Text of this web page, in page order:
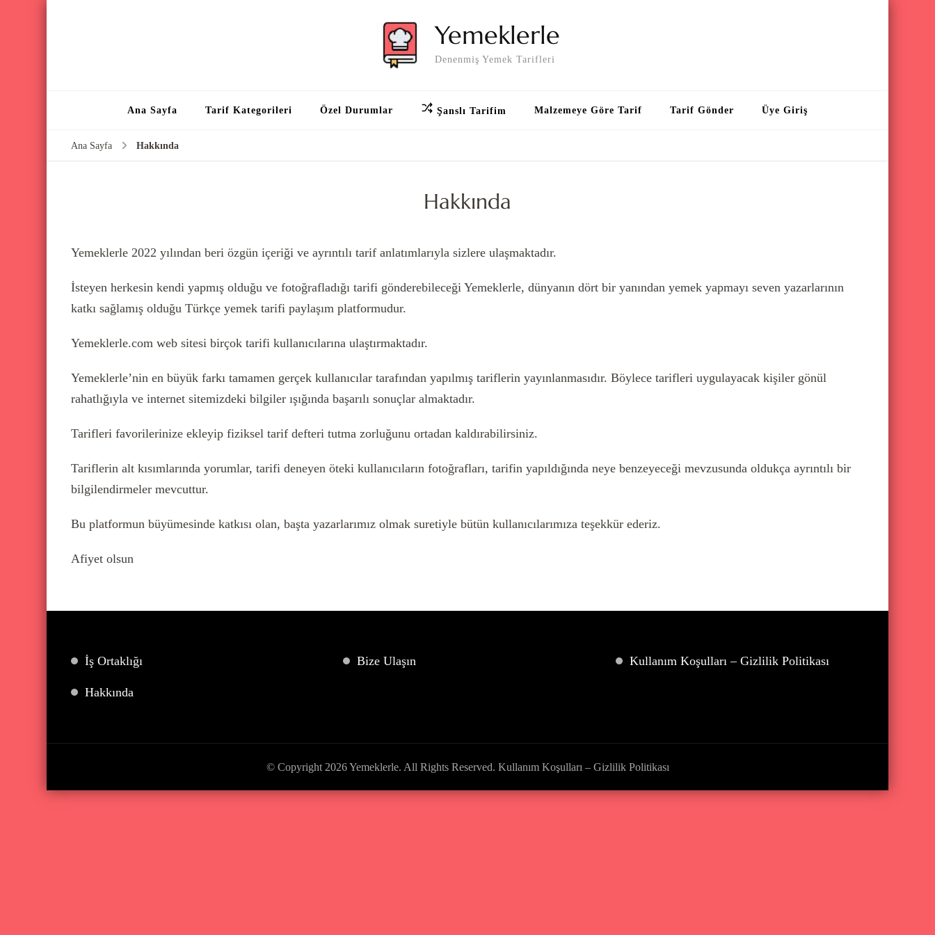
Yemeklerle
Denenmiş Yemek Tarifleri
Ana Sayfa Tarif Kategorileri Özel Durumlar Şanslı Tarifim Malzemeye Göre Tarif Tarif Gönder Üye Giriş
Ana Sayfa Hakkında
Hakkında
Yemeklerle 2022 yılından beri özgün içeriği ve ayrıntılı tarif anlatımlarıyla sizlere ulaşmaktadır.
İsteyen herkesin kendi yapmış olduğu ve fotoğrafladığı tarifi gönderebileceği Yemeklerle, dünyanın dört bir yanından yemek yapmayı seven yazarlarının
katkı sağlamış olduğu Türkçe yemek tarifi paylaşım platformudur.
Yemeklerle.com web sitesi birçok tarifi kullanıcılarına ulaştırmaktadır.
Yemeklerle’nin en büyük farkı tamamen gerçek kullanıcılar tarafından yapılmış tariflerin yayınlanmasıdır. Böylece tarifleri uygulayacak kişiler gönül
rahatlığıyla ve internet sitemizdeki bilgiler ışığında başarılı sonuçlar almaktadır.
Tarifleri favorilerinize ekleyip fiziksel tarif defteri tutma zorluğunu ortadan kaldırabilirsiniz.
Tariflerin alt kısımlarında yorumlar, tarifi deneyen öteki kullanıcıların fotoğrafları, tarifin yapıldığında neye benzeyeceği mevzusunda oldukça ayrıntılı bir
bilgilendirmeler mevcuttur.
Bu platformun büyümesinde katkısı olan, başta yazarlarımız olmak suretiyle bütün kullanıcılarımıza teşekkür ederiz.
Afiyet olsun
İş Ortaklığı
Hakkında
Bize Ulaşın Kullanım Koşulları – Gizlilik Politikası
© Copyright 2026Yemeklerle. All Rights Reserved. Kullanım Koşulları – Gizlilik Politikası